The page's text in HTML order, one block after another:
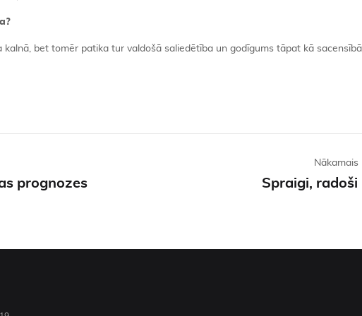
bet tomēr patika tur valdošā saliedētība un godīgums tāpat kā
prognozes
Nākamais
Spraigi, radoši